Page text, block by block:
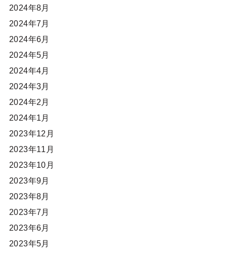
2024年8月
2024年7月
2024年6月
2024年5月
2024年4月
2024年3月
2024年2月
2024年1月
2023年12月
2023年11月
2023年10月
2023年9月
2023年8月
2023年7月
2023年6月
2023年5月